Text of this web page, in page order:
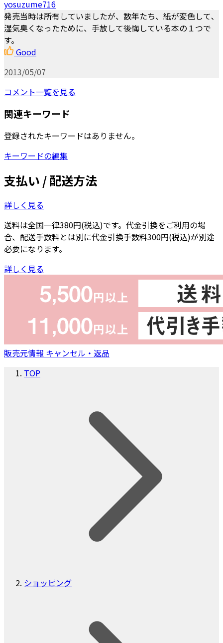
yosuzume716
発売当時は所有していましたが、数年たち、紙が変色して､
湿気臭くなったために、手放して後悔している本の１つで
す。
Good
2013/05/07
コメント一覧を見る
関連キーワード
登録されたキーワードはありません。
キーワードの編集
支払い / 配送方法
詳しく見る
送料は全国一律380円(税込)です。代金引換をご利用の場
合、配送手数料とは別に代金引換手数料300円(税込)が別途
必要になります。
詳しく見る
販売元情報 キャンセル・返品
TOP
ショッピング